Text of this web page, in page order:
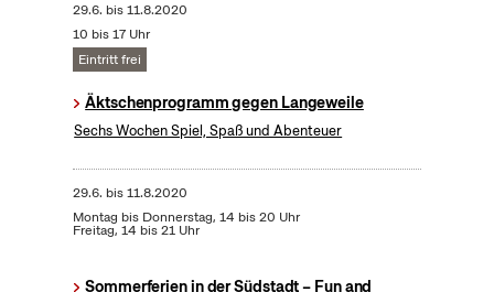
29.6. bis11.8.2020
10 bis 17 Uhr
Eintritt frei
Äktschenprogramm gegen Langeweile
Sechs Wochen Spiel, Spaß und Abenteuer
29.6. bis11.8.2020
Montag bis Donnerstag, 14 bis 20 Uhr
Freitag, 14 bis 21 Uhr
Sommerferien in der Südstadt – Fun and